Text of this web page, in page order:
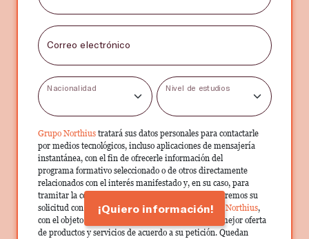
Correo electrónico
Nacionalidad Nivel de estudios
Grupo Northius tratará sus datos personales para contactarle
por medios tecnológicos, incluso aplicaciones de mensajería
instantánea, con el fin de ofrecerle información del
programa formativo seleccionado o de otros directamente
relacionados con el interés manifestado y, en su caso, para
tramitar la contratación correspondiente. Compartiremos su
solicitud con las empresas que conforman elGrupo Northius,
con el objeto de que estas puedan hacerle llegar la mejor oferta
de productos y servicios de acuerdo a su petición. Quedan
¡Quiero información!